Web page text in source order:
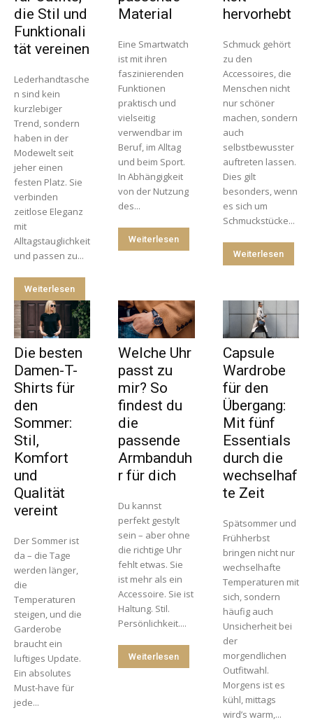
die Stil und
Funktionali
tät vereinen
Lederhandtasche
n sind kein
kurzlebiger
Trend, sondern
haben in der
Modewelt seit
jeher einen
festen Platz. Sie
verbinden
zeitlose Eleganz
mit
Alltagstauglichkeit
und passen zu...
Weiterlesen
Material
Eine Smartwatch
ist mit ihren
faszinierenden
Funktionen
praktisch und
vielseitig
verwendbar im
Beruf, im Alltag
und beim Sport.
In Abhängigkeit
von der Nutzung
des...
Weiterlesen
hervorhebt
Schmuck gehört
zu den
Accessoires, die
Menschen nicht
nur schöner
machen, sondern
auch
selbstbewusster
auftreten lassen.
Dies gilt
besonders, wenn
es sich um
Schmuckstücke...
Weiterlesen
Die besten
Damen-T-
Shirts für
den
Sommer:
Stil,
Komfort
und
Qualität
vereint
Der Sommer ist
da – die Tage
werden länger,
die
Temperaturen
steigen, und die
Garderobe
braucht ein
luftiges Update.
Ein absolutes
Must-have für
jede...
Welche Uhr
passt zu
mir? So
findest du
die
passende
Armbanduh
r für dich
Du kannst
perfekt gestylt
sein – aber ohne
die richtige Uhr
fehlt etwas. Sie
ist mehr als ein
Accessoire. Sie ist
Haltung. Stil.
Persönlichkeit....
Weiterlesen
Capsule
Wardrobe
für den
Übergang:
Mit fünf
Essentials
durch die
wechselhaf
te Zeit
Spätsommer und
Frühherbst
bringen nicht nur
wechselhafte
Temperaturen mit
sich, sondern
häufig auch
Unsicherheit bei
der
morgendlichen
Outfitwahl.
Morgens ist es
kühl, mittags
wird’s warm,...